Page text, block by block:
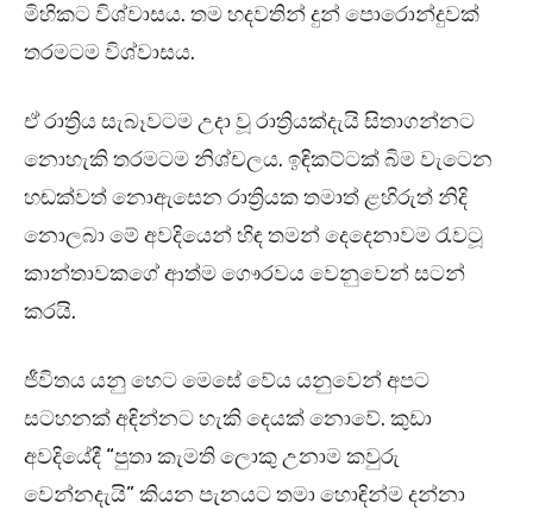
මිහිකට විශ්වාසය. තම හදවතින් දුන් පොරොන්දුවක්
තරමටම විශ්වාසය.
ඒ රාත්‍රිය සැබෑවටම උදා වූ රාත්‍රියක්දැයි සිතාගන්නට
නොහැකි තරමටම නිශ්චලය. ඉඳිකට්ටක් බිම වැටෙන
හඬක්වත් නොඇසෙන රාත්‍රියක තමාත් ළහිරුත් නිදි
නොලබා මේ අවදියෙන් හිඳ තමන් දෙදෙනාවම රැවටූ
කාන්තාවකගේ ආත්ම ගෞරවය වෙනුවෙන් සටන්
කරයි.
ජීවිතය යනු හෙට මෙසේ වේය යනුවෙන් අපට
සටහනක් අඳින්නට හැකි දෙයක් නොවේ. කුඩා
අවදියේදී “පුතා කැමති ලොකු උනාම කවුරු
වෙන්නදැයි” කියන පැනයට තමා හොඳින්ම දන්නා